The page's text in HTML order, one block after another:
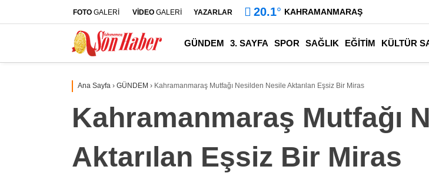
FOTO GALERİ VİDEO GALERİ YAZARLAR 20.1° KAHRAMANMARAŞ
GÜNDEM 3. SAYFA SPOR SAĞLIK EĞİTİM KÜLTÜR
Ana Sayfa › GÜNDEM › Kahramanmaraş Mutfağı Nesilden Nesile Aktarılan Eşsiz Bir Miras
Kahramanmaraş Mutfağı
Aktarılan Eşsiz Bir Miras